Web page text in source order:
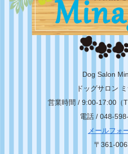
Dog Salon
ドッグサロン
営業時間 / 9:00-17:00（
電話 / 048-
メールフォ
〒361-